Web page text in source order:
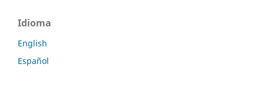
Idioma
English
Español